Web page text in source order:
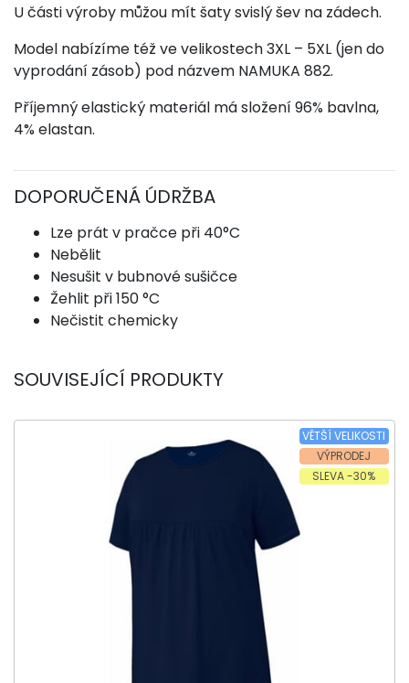
U části výroby můžou mít šaty svislý šev na zádech.
Model nabízíme též ve velikostech 3XL – 5XL (jen do
vyprodání zásob) pod názvem NAMUKA 882.
Příjemný elastický materiál má složení 96% bavlna,
4% elastan.
DOPORUČENÁ ÚDRŽBA
Lze prát v pračce při 40°C
Nebělit
Nesušit v bubnové sušičce
Žehlit při 150 °C
Nečistit chemicky
SOUVISEJÍCÍ PRODUKTY
VĚTŠÍ VELIKOSTI
VÝPRODEJ
SLEVA -30%